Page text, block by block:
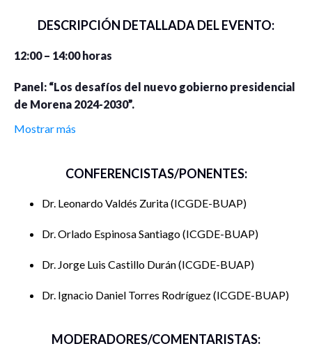
DESCRIPCIÓN DETALLADA DEL EVENTO:
12:00 – 14:00 horas
Panel: “Los desafíos del nuevo gobierno presidencial
de Morena 2024-2030”.
Ponentes:
Dr. Leonardo Valdés Zurita. Secretario de Investigación y
Estudios de Política del ICGDE-BUAP
Dr. Ignacio Daniel Torres Rodríguez. ICGDE-BUAP
Mostrar más
CONFERENCISTAS/PONENTES:
Dr. Leonardo Valdés Zurita ICGDE-BUAP
Dr. Orlado Espinosa Santiago ICGDE-BUAP
Dr. Jorge Luis Castillo Durán ICGDE-BUAP
Dr. Ignacio Daniel Torres Rodríguez ICGDE-BUAP
MODERADORES/COMENTARISTAS: